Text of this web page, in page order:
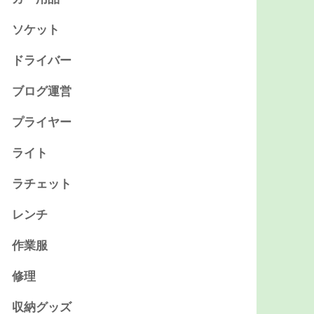
ソケット
ドライバー
ブログ運営
プライヤー
ライト
ラチェット
レンチ
作業服
修理
収納グッズ